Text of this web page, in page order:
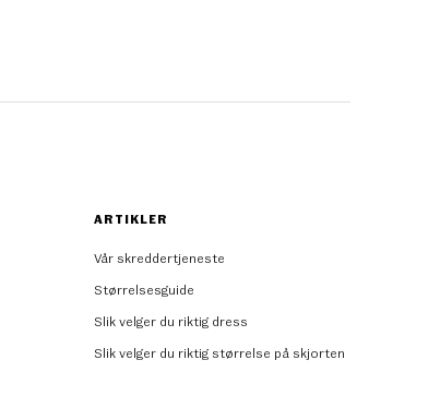
ARTIKLER
Vår skreddertjeneste
Størrelsesguide
Slik velger du riktig dress
Slik velger du riktig størrelse på skjorten